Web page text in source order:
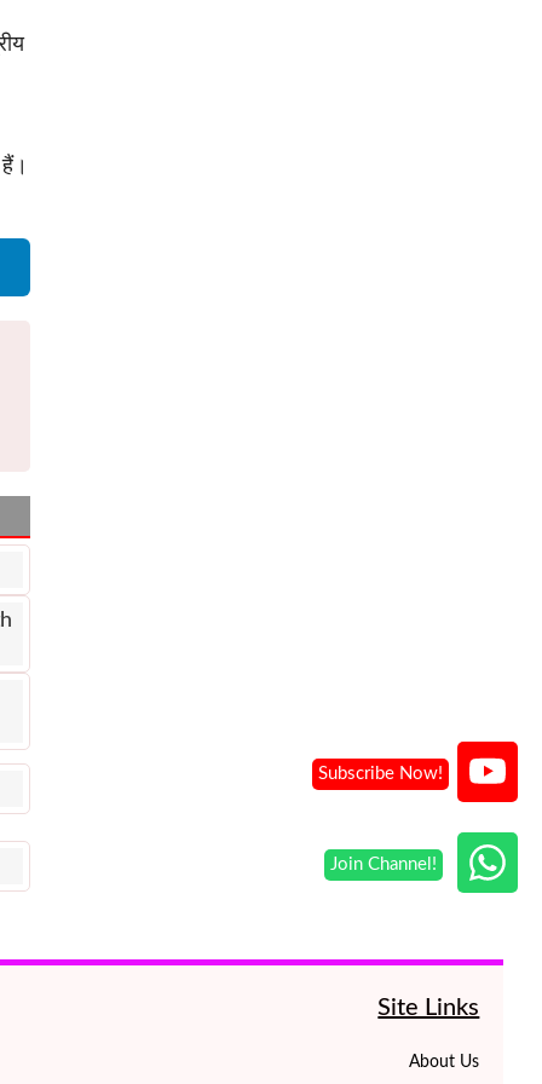
Site Links
About Us